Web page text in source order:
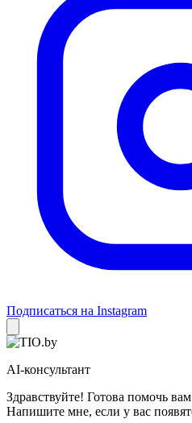
Подписаться на Instagram
AI-консультант
Здравствуйте! Готова помочь
Напишите мне, если у вас